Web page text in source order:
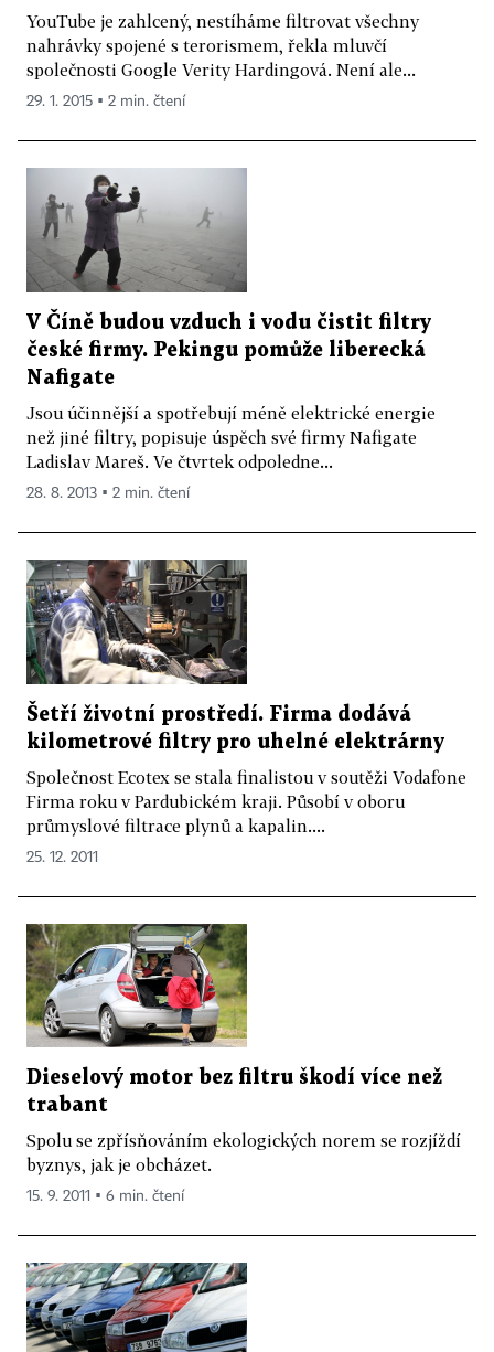
YouTube je zahlcený, nestíháme filtrovat všechny
nahrávky spojené s terorismem, řekla mluvčí
společnosti Google Verity Hardingová. Není ale...
29. 1. 2015 ▪ 2 min. čtení
V Číně budou vzduch i vodu čistit filtry
české firmy. Pekingu pomůže liberecká
Nafigate
Jsou účinnější a spotřebují méně elektrické energie
než jiné filtry, popisuje úspěch své firmy Nafigate
Ladislav Mareš. Ve čtvrtek odpoledne...
28. 8. 2013 ▪ 2 min. čtení
Šetří životní prostředí. Firma dodává
kilometrové filtry pro uhelné elektrárny
Společnost Ecotex se stala finalistou v soutěži Vodafone
Firma roku v Pardubickém kraji. Působí v oboru
průmyslové filtrace plynů a kapalin....
25. 12. 2011
Dieselový motor bez filtru škodí více než
trabant
Spolu se zpřísňováním ekologických norem se rozjíždí
byznys, jak je obcházet.
15. 9. 2011 ▪ 6 min. čtení